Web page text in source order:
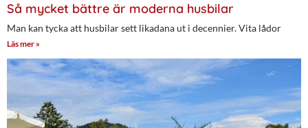
Så mycket bättre är moderna husbilar
Man kan tycka att husbilar sett likadana ut i decennier. Vita lådor
Läs mer »